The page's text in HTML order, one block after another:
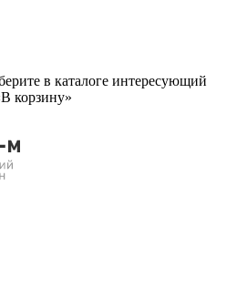
в каталоге интересующий
корзину»